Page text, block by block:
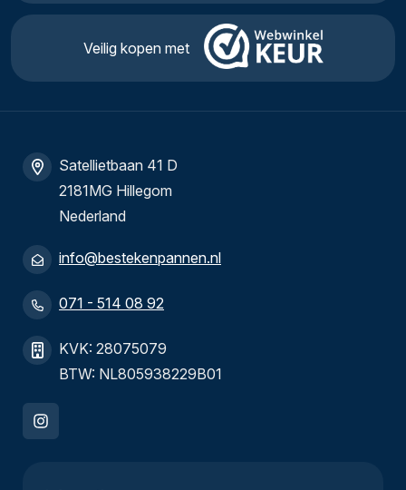
Veilig kopen met
Satellietbaan 41 D
2181MG Hillegom
Nederland
info@bestekenpannen.nl
071 - 514 08 92
KVK: 28075079
BTW: NL805938229B01